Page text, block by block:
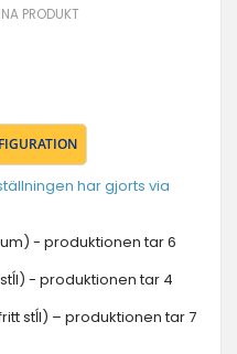
PRODUKT
har gjorts via
- produktionen tar 6
- produktionen tar 4
stĺl) – produktionen tar 7